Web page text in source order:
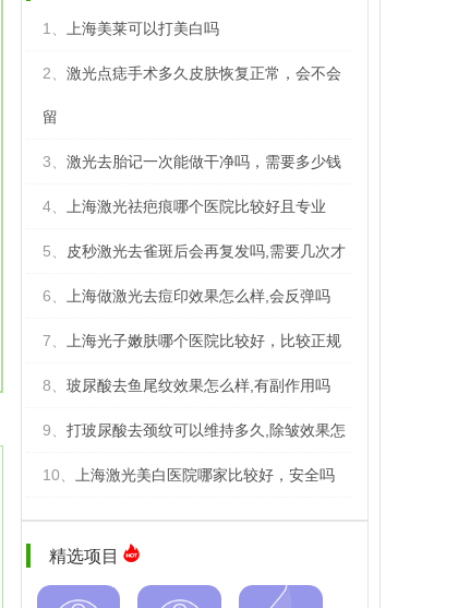
1、 上海美莱可以打美白吗
2、 激光点痣手术多久皮肤恢复正常，会不会
留
3、 激光去胎记一次能做干净吗，需要多少钱
4、 上海激光祛疤痕哪个医院比较好且专业
5、 皮秒激光去雀斑后会再复发吗,需要几次才
6、 上海做激光去痘印效果怎么样,会反弹吗
7、 上海光子嫩肤哪个医院比较好，比较正规
8、 玻尿酸去鱼尾纹效果怎么样,有副作用吗
9、 打玻尿酸去颈纹可以维持多久,除皱效果怎
10、 上海激光美白医院哪家比较好，安全吗
精选项目